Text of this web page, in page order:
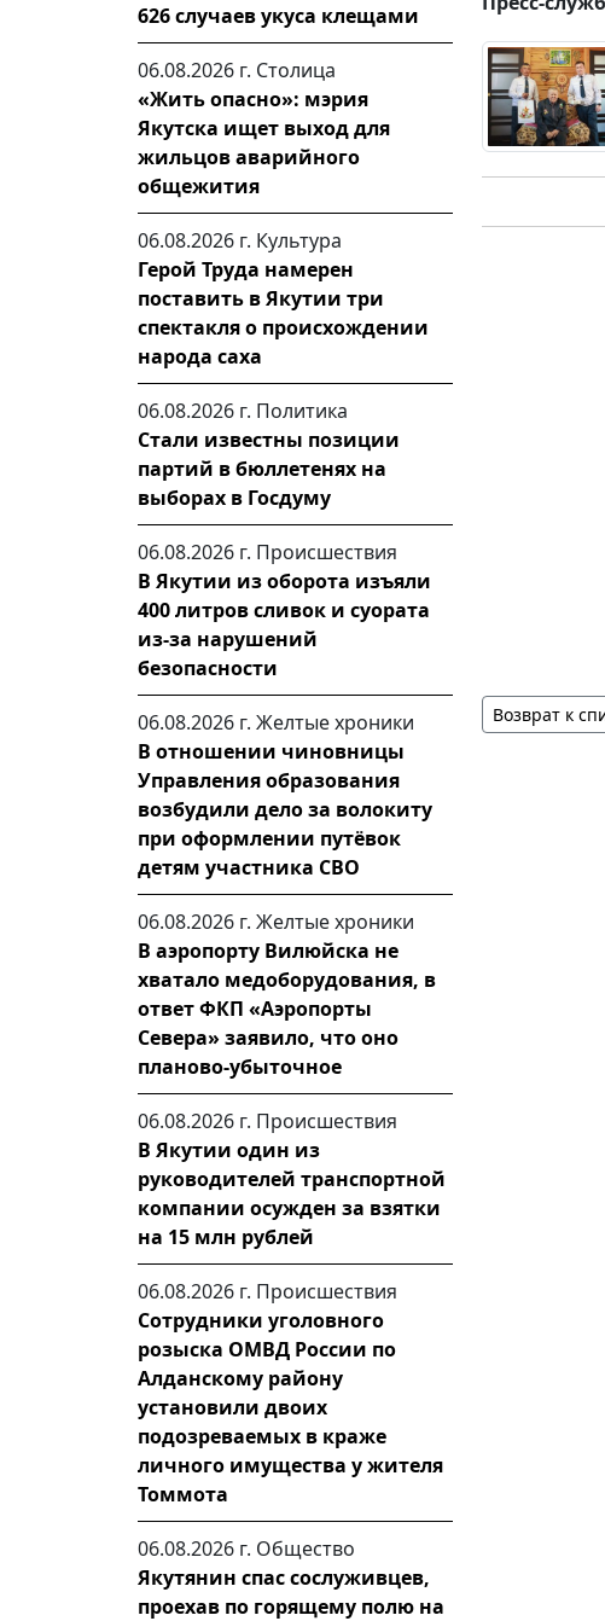
626 случаев укуса клещами
06.08.2026 г. Столица
«Жить опасно»: мэрия
Якутска ищет выход для
жильцов аварийного
общежития
06.08.2026 г. Культура
Герой Труда намерен
поставить в Якутии три
спектакля о происхождении
народа саха
06.08.2026 г. Политика
Стали известны позиции
партий в бюллетенях на
выборах в Госдуму
06.08.2026 г. Происшествия
В Якутии из оборота изъяли
400 литров сливок и суората
из-за нарушений
безопасности
06.08.2026 г. Желтые хроники
В отношении чиновницы
Управления образования
возбудили дело за волокиту
при оформлении путёвок
детям участника СВО
06.08.2026 г. Желтые хроники
В аэропорту Вилюйска не
хватало медоборудования, в
ответ ФКП «Аэропорты
Севера» заявило, что оно
планово-убыточное
06.08.2026 г. Происшествия
В Якутии один из
руководителей транспортной
компании осужден за взятки
на 15 млн рублей
06.08.2026 г. Происшествия
Сотрудники уголовного
розыска ОМВД России по
Алданскому району
установили двоих
подозреваемых в краже
личного имущества у жителя
Томмота
06.08.2026 г. Общество
Якутянин спас сослуживцев,
проехав по горящему полю на
Возврат к